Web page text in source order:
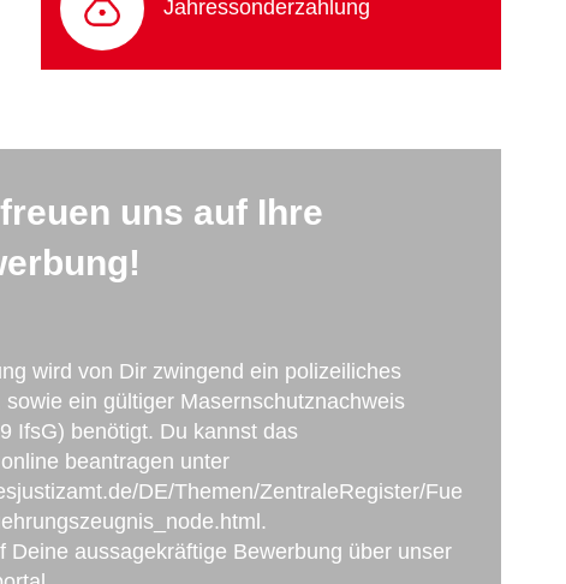
Jahressonderzahlung
uns auf Ihre
wird von Dir zwingend ein polizeiliches
ein gültiger Masernschutznachweis
IfsG) benötigt. Du kannst das
beantragen unter
DE/Themen/ZentraleRegister/Fue
Deine aussagekräftige Bewerbung über unser